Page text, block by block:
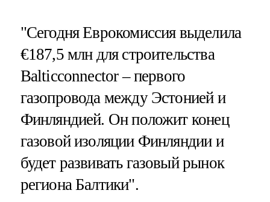
"Сегодня Еврокомиссия выделила
€187,5 млн для строительства
Balticconnector – первого
газопровода между Эстонией и
Финляндией. Он положит конец
газовой изоляции Финляндии и
будет развивать газовый рынок
региона Балтики".